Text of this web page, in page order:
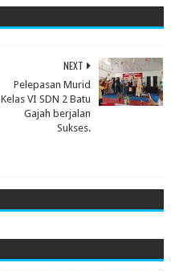
NEXT
‎Pelepasan Murid
Kelas VI SDN 2 Batu
Gajah berjalan
Sukses.